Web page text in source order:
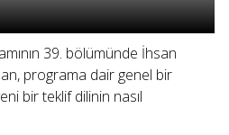
39. bölümünde İhsan
programa dair genel bir
bir teklif dilinin nasıl